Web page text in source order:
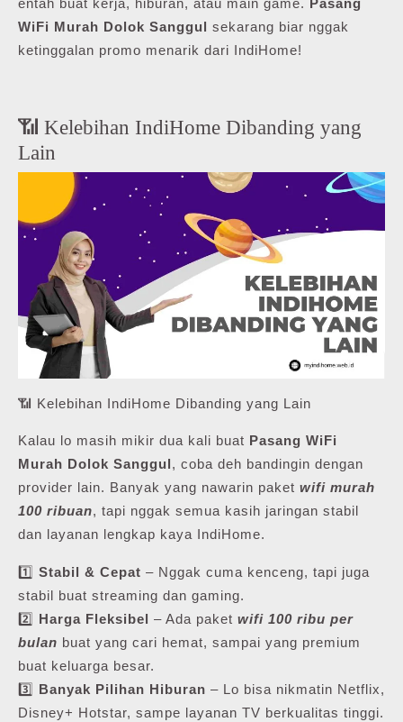
WiFi Murah Dolok Sanggul sekarang biar nggak
ketinggalan promo menarik dari IndiHome!
📶 Kelebihan IndiHome Dibanding yang
Lain
📶 Kelebihan IndiHome Dibanding yang Lain
Kalau lo masih mikir dua kali buat Pasang WiFi
Murah Dolok Sanggul, coba deh bandingin dengan
provider lain. Banyak yang nawarin paket wifi murah
100 ribuan, tapi nggak semua kasih jaringan stabil
dan layanan lengkap kaya IndiHome.
1️⃣ Stabil & Cepat – Nggak cuma kenceng, tapi juga
stabil buat streaming dan gaming.
2️⃣ Harga Fleksibel – Ada paket wifi 100 ribu per
bulan buat yang cari hemat, sampai yang premium
buat keluarga besar.
3️⃣ Banyak Pilihan Hiburan – Lo bisa nikmatin Netflix,
Disney+ Hotstar, sampe layanan TV berkualitas tinggi.